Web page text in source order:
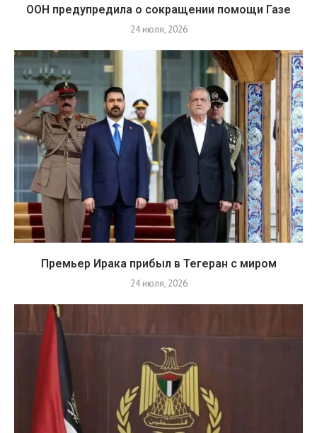
ООН предупредила о сокращении помощи Газе
24 июля, 2026
Премьер Ирака прибыл в Тегеран с миром
24 июля, 2026